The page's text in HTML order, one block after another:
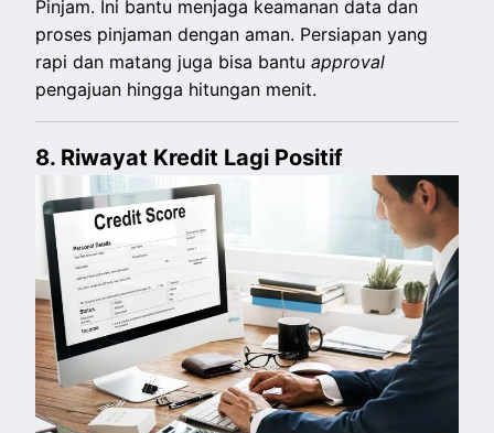
Pinjam. Ini bantu menjaga keamanan data dan
proses pinjaman dengan aman. Persiapan yang
rapi dan matang juga bisa bantuapproval
pengajuan hingga hitungan menit.
8. Riwayat Kredit Lagi Positif